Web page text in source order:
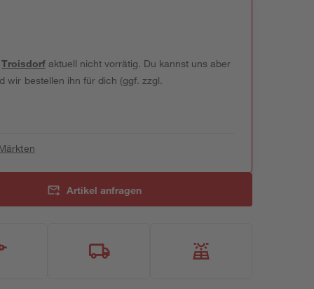
Troisdorfaktuell nicht vorrätig. Du kannst uns aber
wir bestellen ihn für dich (ggf. zzgl.
Artikel anfragen